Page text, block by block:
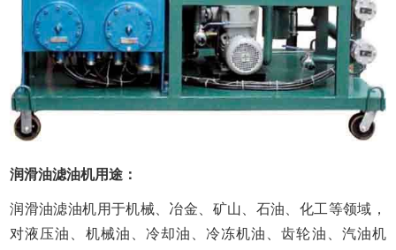
润滑油滤油机用途：
润滑油滤油机用于机械、冶金、矿山、石油、化工等领域，
对液压油、机械油、冷却油、冷冻机油、齿轮油、汽油机